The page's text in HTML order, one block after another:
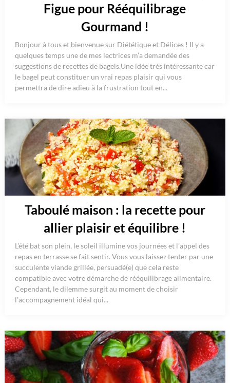
Figue pour Rééquilibrage
Gourmand !
Bonjour à tous et bienvenue sur Diététique et Délices ! Il y a
quelques temps une de mes lectrices m’a demandée des
suggestions de recettes de bagels.Une idée très intéressante car
le bagel peut constituer un vrai repas plaisir qui vous
permettra de dire adieu à la frustration tout en...
Taboulé maison : la recette pour
allier plaisir et équilibre !
L’été bat son plein, le soleil illumine vos journées et l’appel des
repas en terrasse se fait sentir. Vous vous laissez tenter par une
succulente viande grillée, persuadé(e) que cela reste
compatible avec votre démarche de rééquilibrage alimentaire.
Cependant, le dilemme surgit au moment de choisir
l’accompagnement idéal qui...